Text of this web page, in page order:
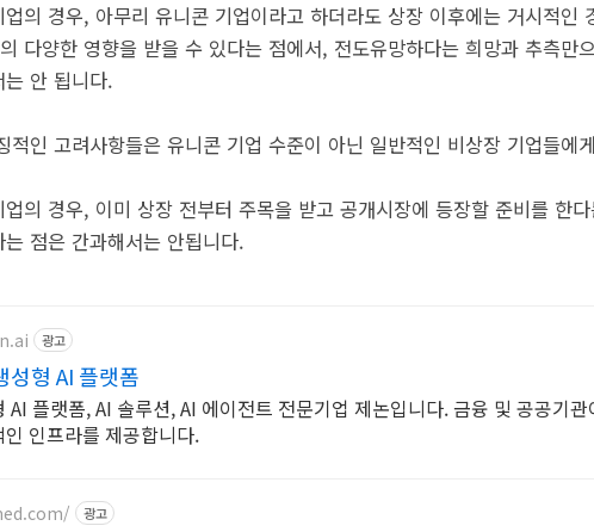
의 경우, 아무리 유니콘 기업이라고 하더라도 상장 이후에는 거시적인
다양한 영향을 받을 수 있다는 점에서, 전도유망하다는 희망과 추측만
안 됩니다.
적인 고려사항들은 유니콘 기업 수준이 아닌 일반적인 비상장 기업들에
의 경우, 이미 상장 전부터 주목을 받고 공개시장에 등장할 준비를 한
점은 간과해서는 안됩니다.
광고
형 AI 플랫폼
AI 플랫폼, AI 솔루션, AI 에이전트 전문기업 제논입니다. 금융 및 공공기
인프라를 제공합니다.
광고